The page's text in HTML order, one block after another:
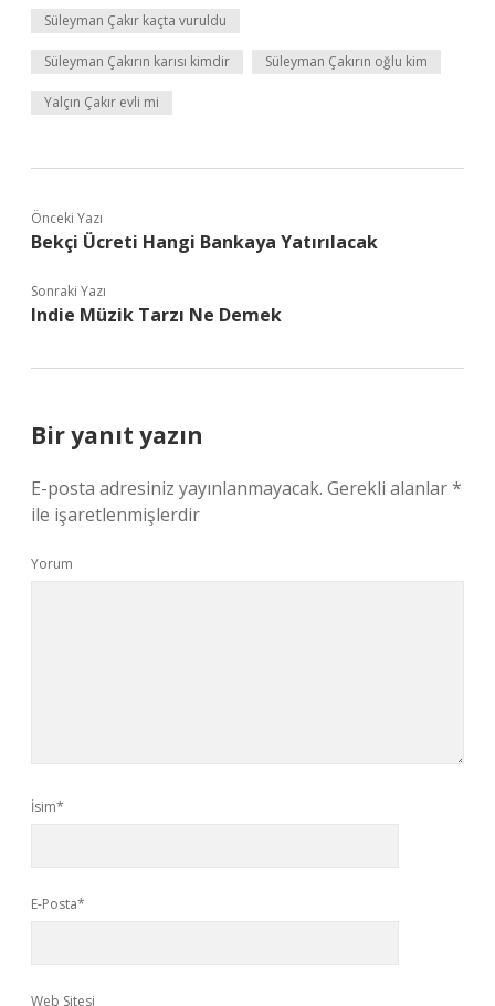
Süleyman Çakır kaçta vuruldu
Süleyman Çakırın karısı kimdir Süleyman Çakırın oğlu kim
Yalçın Çakır evli mi
Önceki Yazı
Bekçi Ücreti Hangi Bankaya Yatırılacak
Sonraki Yazı
Indie Müzik Tarzı Ne Demek
Bir yanıt yazın
E-posta adresiniz yayınlanmayacak. Gerekli alanlar*
ile işaretlenmişlerdir
Yorum
İsim*
E-Posta*
Web Sitesi